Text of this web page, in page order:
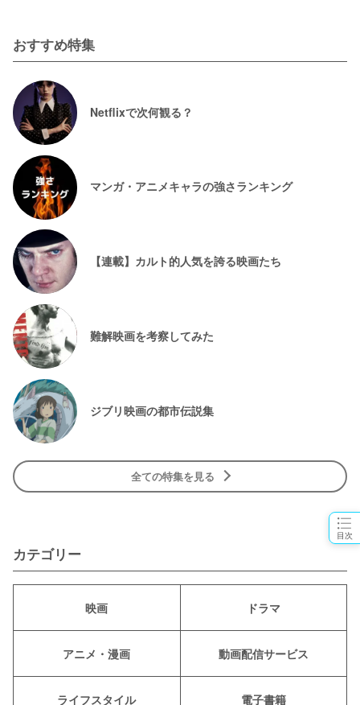
目次
おすすめ特集
Netflixで次何観る？
マンガ・アニメキャラの強さランキング
【連載】カルト的人気を誇る映画たち
難解映画を考察してみた
ジブリ映画の都市伝説集
全ての特集を見る
カテゴリー
映画 ドラマ
アニメ・漫画 動画配信サービス
ライフスタイル 電子書籍